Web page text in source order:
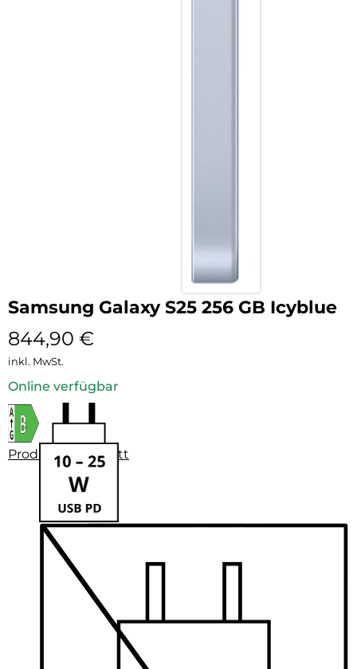
Samsung Galaxy S25 256 GB Icyblue
844,90 €
inkl. MwSt.
Online verfügbar
Produktdatenblatt